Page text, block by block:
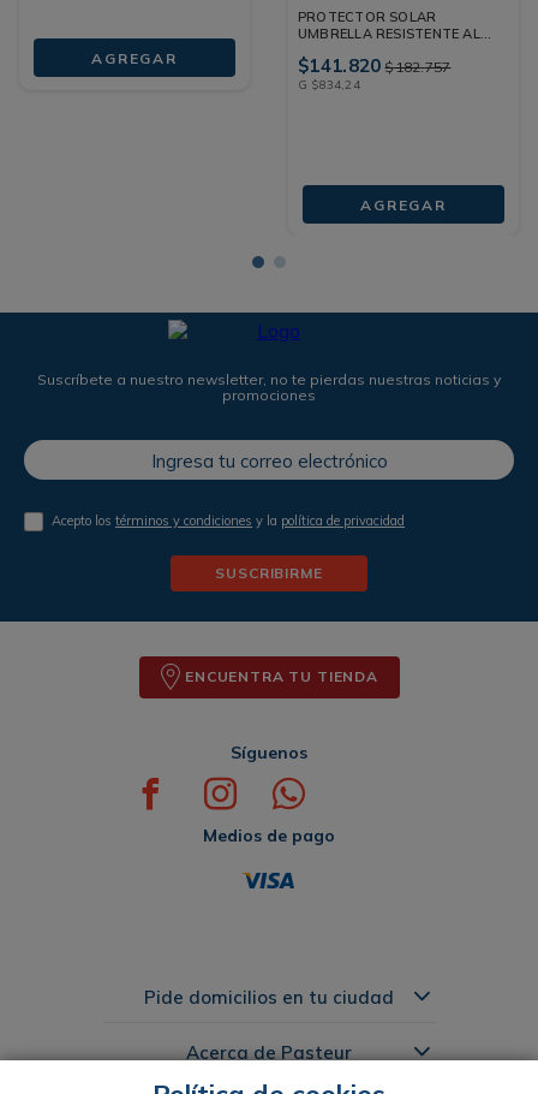
AGREGAR
PROTECTOR SOLAR
UMBRELLA RESISTENTE AL
$141.820 $182.757
G $834,24
AGREGAR
Suscríbete a nuestro newsletter, no te pierdas nuestras noticias y
promociones
Acepto lostérminos y condiciones y la política de privacidad
SUSCRIBIRME
ENCUENTRA TU TIENDA
Síguenos
Medios de pago
Pide domicilios en tu ciudad
Acerca de Pasteur